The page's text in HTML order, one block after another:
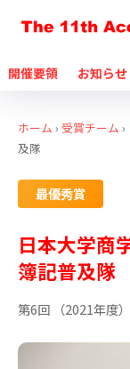
開催要領 お知らせ
ホーム › 受賞チーム ›
及隊
最優秀賞
日本大学商
簿記普及隊
第6回 （2021年度）